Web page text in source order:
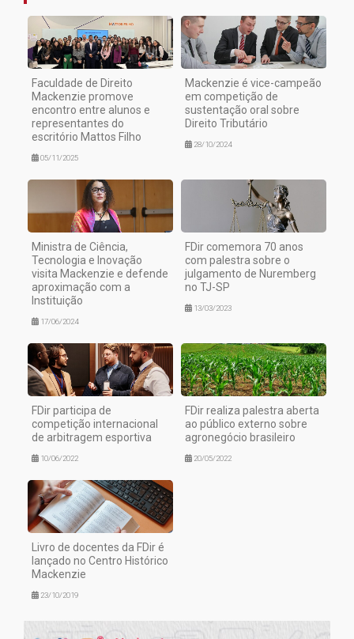
Faculdade de Direito
Mackenzie promove
encontro entre alunos e
representantes do
escritório Mattos Filho
05/11/2025
Mackenzie é vice-campeão
em competição de
sustentação oral sobre
Direito Tributário
28/10/2024
Ministra de Ciência,
Tecnologia e Inovação
visita Mackenzie e defende
aproximação com a
Instituição
17/06/2024
FDir comemora 70 anos
com palestra sobre o
julgamento de Nuremberg
no TJ-SP
13/03/2023
FDir participa de
competição internacional
de arbitragem esportiva
10/06/2022
FDir realiza palestra aberta
ao público externo sobre
agronegócio brasileiro
20/05/2022
Livro de docentes da FDir é
lançado no Centro Histórico
Mackenzie
23/10/2019